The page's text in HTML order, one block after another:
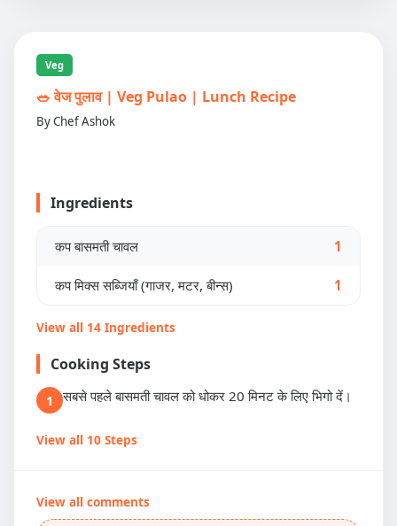
Veg
🥗 वेज पुलाव | Veg Pulao | Lunch Recipe
By Chef Ashok
Ingredients
कप बासमती चावल 1
कप मिक्स सब्जियाँ (गाजर, मटर, बीन्स) 1
View all 14 Ingredients
Cooking Steps
1 सबसे पहले बासमती चावल को धोकर 20 मिनट के लिए भिगो दें।
View all 10 Steps
View all comments